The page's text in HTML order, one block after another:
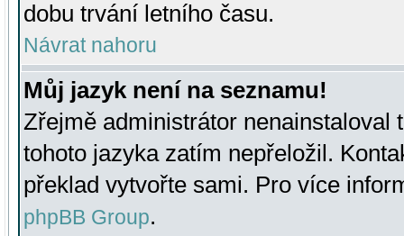
dobu trvání letního času.
Návrat nahoru
Můj jazyk není na seznamu!
Zřejmě administrátor nenainstaloval
tohoto jazyka zatím nepřeložil.
překlad vytvořte sami. Pro více
phpBB Group.